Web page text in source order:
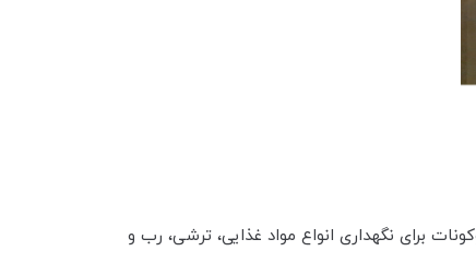
برای نگهداری انواع مواد غذایی، ترشی، رب و